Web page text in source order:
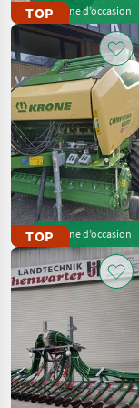
TOPMachine d’occasion
TOPMachine d’occasion